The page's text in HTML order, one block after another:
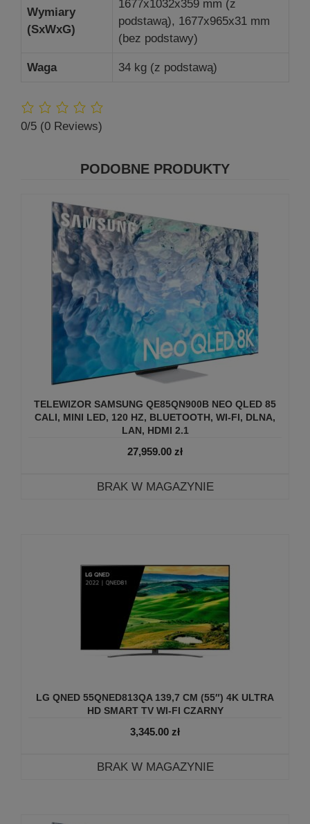
Wymiary
(SxWxG)
1677x1032x359 mm (z
podstawą), 1677x965x31 mm
(bez podstawy)
Waga 34 kg (z podstawą)
0/5 (0 Reviews)
PODOBNE PRODUKTY
TELEWIZOR SAMSUNG QE85QN900B NEO QLED 85
CALI, MINI LED, 120 HZ, BLUETOOTH, WI-FI, DLNA,
LAN, HDMI 2.1
27,959.00 zł
BRAK W MAGAZYNIE
LG QNED 55QNED813QA 139,7 CM (55″) 4K ULTRA
HD SMART TV WI-FI CZARNY
3,345.00 zł
BRAK W MAGAZYNIE